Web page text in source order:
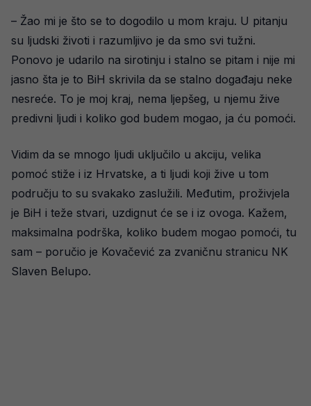
– Žao mi je što se to dogodilo u mom kraju. U pitanju
su ljudski životi i razumljivo je da smo svi tužni.
Ponovo je udarilo na sirotinju i stalno se pitam i nije mi
jasno šta je to BiH skrivila da se stalno događaju neke
nesreće. To je moj kraj, nema ljepšeg, u njemu žive
predivni ljudi i koliko god budem mogao, ja ću pomoći.
Vidim da se mnogo ljudi uključilo u akciju, velika
pomoć stiže i iz Hrvatske, a ti ljudi koji žive u tom
području to su svakako zaslužili. Međutim, proživjela
je BiH i teže stvari, uzdignut će se i iz ovoga. Kažem,
maksimalna podrška, koliko budem mogao pomoći, tu
sam – poručio je Kovačević za zvaničnu stranicu NK
Slaven Belupo.